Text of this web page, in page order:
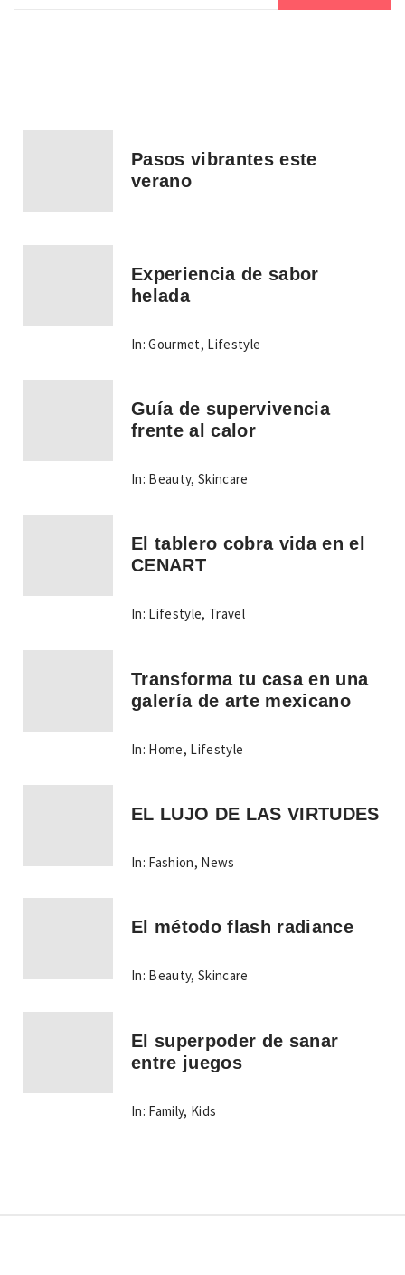
Pasos vibrantes este
verano
Experiencia de sabor
helada
In: Gourmet, Lifestyle
Guía de supervivencia
frente al calor
In: Beauty,Skincare
El tablero cobra vida en el
CENART
In: Lifestyle, Travel
Transforma tu casa en una
galería de arte mexicano
In: Home, Lifestyle
EL LUJO DE LAS VIRTUDES
In: Fashion, News
El método flash radiance
In: Beauty,Skincare
El superpoder de sanar
entre juegos
In: Family, Kids